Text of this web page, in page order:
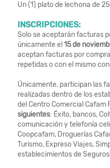
Un (1) plato de lechona de
INSCRIPCIONES:
Solo se aceptarán facturas
únicamente el 15 de
aceptan facturas por
repetidas o con el mismo
Únicamente, participan las
realizadas dentro de los
del Centro Comercial Cafam
siguientes: Éxito, bancos,
comunicación y telefonía
Coopcafam, Droguerías
Turismo, Expreso Viajes,
establecimientos de